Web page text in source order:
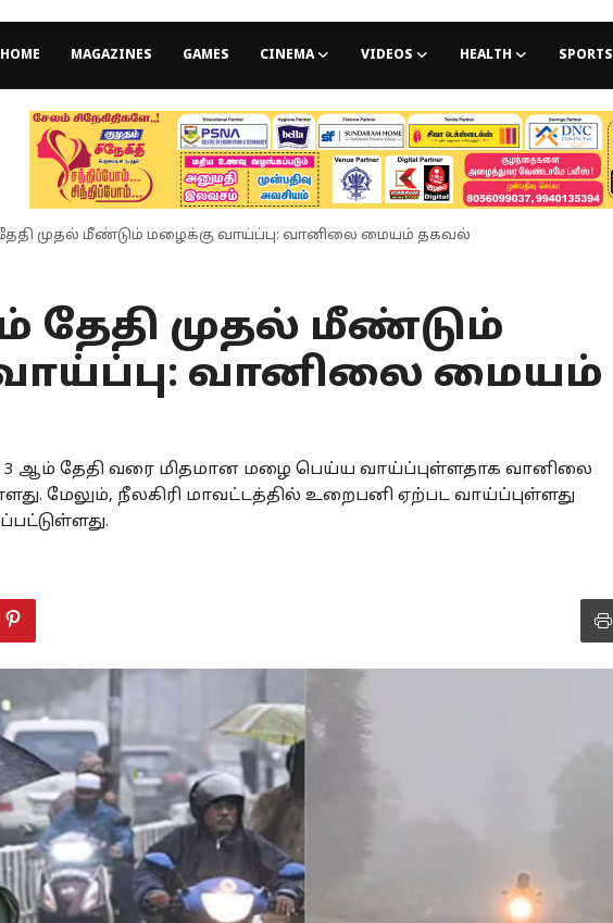
HOME MAGAZINES GAMES CINEMA VIDEOS HEALTH SPORTS
முதல் மீண்டும் மழைக்கு வாய்ப்பு: வானிலை மையம் தகவல்
தேதி முதல் மீண்டும்
வானிலை மையம்
3 ஆம் தேதி வரை மிதமான மழை பெய்ய வாய்ப்புள்ளதாக வானிலை
மேலும், நீலகிரி மாவட்டத்தில் உறைபனி ஏற்பட வாய்ப்புள்ளது